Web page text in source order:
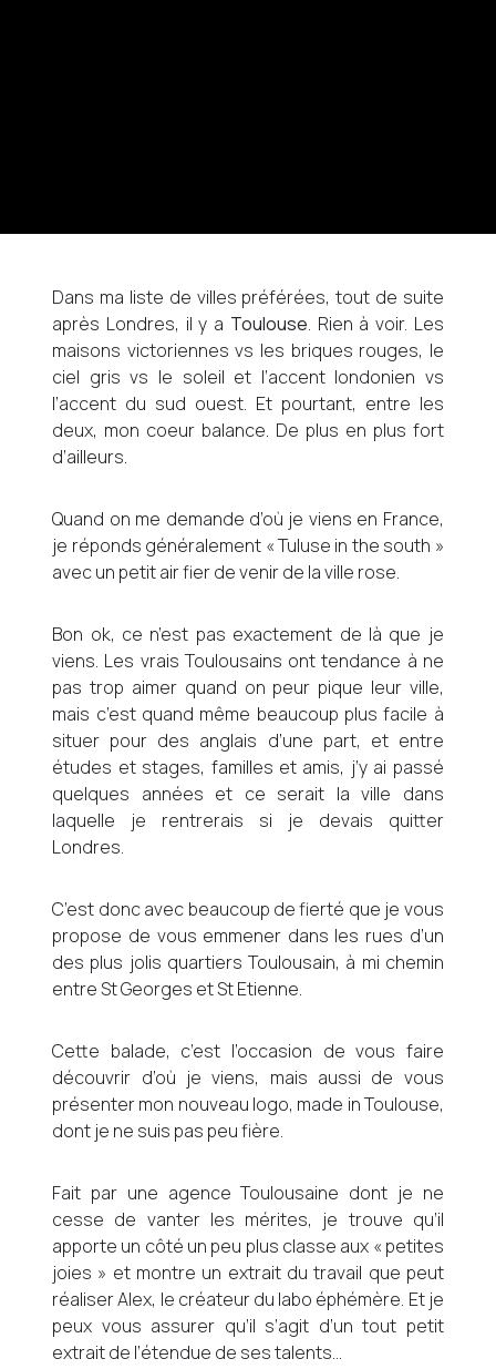
Dans ma liste de villes préférées, tout de suite
après Londres, il y a Toulouse. Rien à voir. Les
maisons victoriennes vs les briques rouges, le
ciel gris vs le soleil et l’accent londonien vs
l’accent du sud ouest. Et pourtant, entre les
deux, mon coeur balance. De plus en plus fort
d’ailleurs.
Quand on me demande d’où je viens en France,
je réponds généralement « Tuluse in the south »
avec un petit air fier de venir de la ville rose.
Bon ok, ce n’est pas exactement de là que je
viens. Les vrais Toulousains ont tendance à ne
pas trop aimer quand on peur pique leur ville,
mais c’est quand même beaucoup plus facile à
situer pour des anglais d’une part, et entre
études et stages, familles et amis, j’y ai passé
quelques années et ce serait la ville dans
laquelle je rentrerais si je devais quitter
Londres.
C’est donc avec beaucoup de fierté que je vous
propose de vous emmener dans les rues d’un
des plus jolis quartiers Toulousain, à mi chemin
entre St Georges et St Etienne.
Cette balade, c’est l’occasion de vous faire
découvrir d’où je viens, mais aussi de vous
présenter mon nouveau logo, made in Toulouse,
dont je ne suis pas peu fière.
Fait par une agence Toulousaine dont je ne
cesse de vanter les mérites, je trouve qu’il
apporte un côté un peu plus classe aux « petites
joies » et montre un extrait du travail que peut
réaliser Alex, le créateur du labo éphémère. Et je
peux vous assurer qu’il s’agit d’un tout petit
extrait de l’étendue de ses talents…